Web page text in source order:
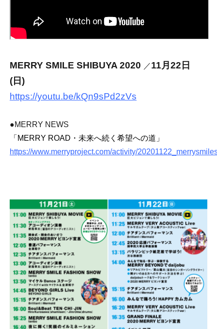
MERRY SMILE SHIBUYA 2020 ／11月22日
(日)
https://youtu.be/kQn9sPd2zVs
●MERRY NEWS
「MERRY ROAD・未来へ続く希望への道」
https://www.merryproject.com/activity/